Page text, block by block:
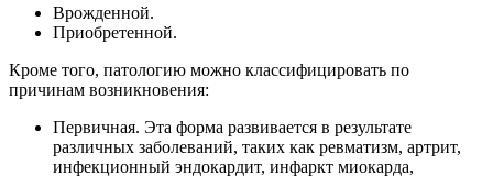
Врожденной.
Приобретенной.
Кроме того, патологию можно классифицировать по
причинам возникновения:
Первичная. Эта форма развивается в результате
различных заболеваний, таких как ревматизм, артрит,
инфекционный эндокардит, инфаркт миокарда,